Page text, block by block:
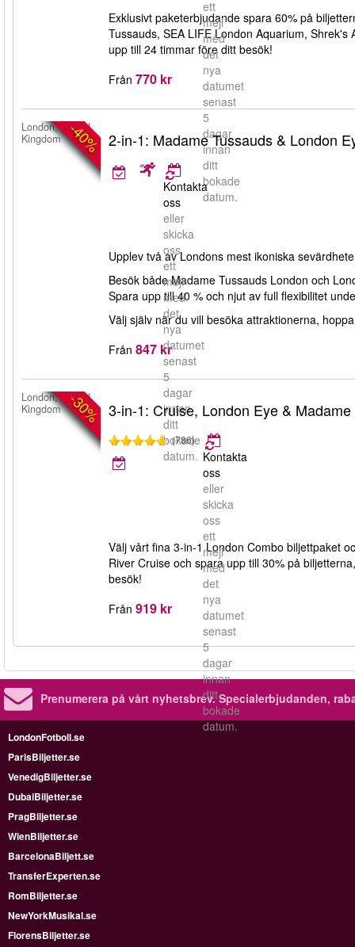
ett
mejl
med
det
nya
datumet
senast
5
dagar
innan
ditt
bokade
datum.
Exklusivt paketerbjudande spara 60% på
Tussauds, SEA LIFE London Aquarium,
upp till 24 timmar före ditt besök!
Från 770 kr
-40%
London, United
Kingdom
2-in-1: Madame Tussauds & London
Kontakta
oss
eller
skicka
oss
ett
mejl
med
det
nya
datumet
senast
5
dagar
innan
ditt
bokade
datum.
Upplev två av Londons mest ikoniska
Besök både Madame Tussauds London och
Spara upp till 40 % och njut av full flexibilitet
Välj själv när du vill besöka attraktionerna,
Från 847 kr
-30%
London, United
Kingdom
3-in-1: Cruise, London Eye & Madame
(786)
Kontakta
oss
eller
skicka
oss
ett
mejl
med
det
nya
datumet
senast
5
dagar
innan
ditt
bokade
datum.
Välj vårt fina 3-in-1 London Combo biljettpaket
River Cruise och spara upp till 30% på
besök!
Från 919 kr
Prenumerera på vårt nyhetsbrev.Specialerbjudanden,
LondonFotboll.se
ParisBiljetter.se
VenedigBiljetter.se
DubaiBiljetter.se
PragBiljetter.se
WienBiljetter.se
BarcelonaBiljett.se
TransferExperten.se
RomBiljetter.se
NewYorkMusikal.se
FlorensBiljetter.se